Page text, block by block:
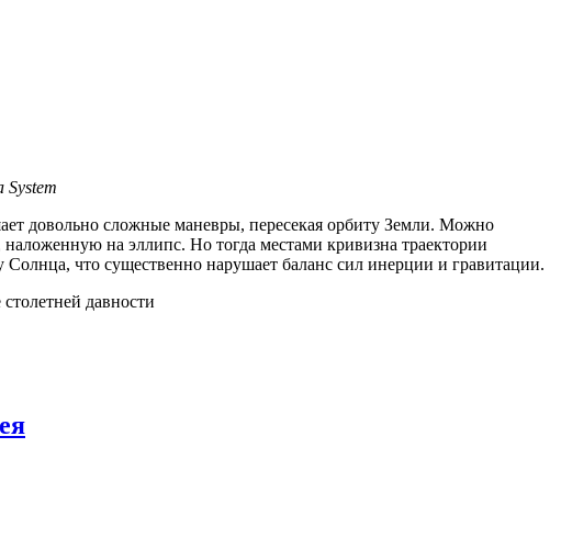
System
довольно сложные маневры, пересекая орбиту Земли. Можно
на эллипс. Но тогда местами кривизна траектории
что существенно нарушает баланс сил инерции и гравитации.
давности